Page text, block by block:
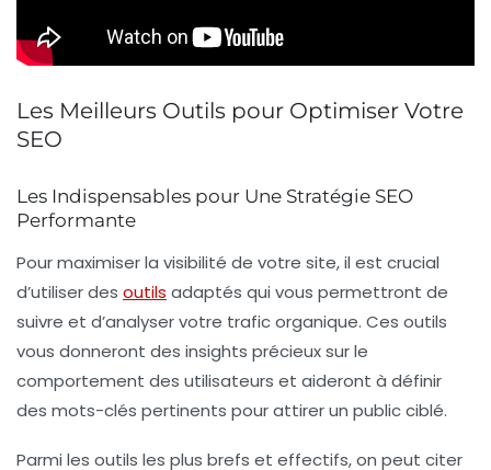
Les Meilleurs Outils pour Optimiser Votre
SEO
Les Indispensables pour Une Stratégie SEO
Performante
Pourmaximiser la visibilité de votre site, il est crucial
d’utiliser des outils adaptés qui vous permettront de
suivre et d’analyser votre trafic organique. Ces outils
vous donneront des insights précieux sur le
comportement des utilisateurs et aideront à définir
des mots-clés pertinents pour attirer un public ciblé.
Parmi les outils les plus brefs et effectifs, on peut citer